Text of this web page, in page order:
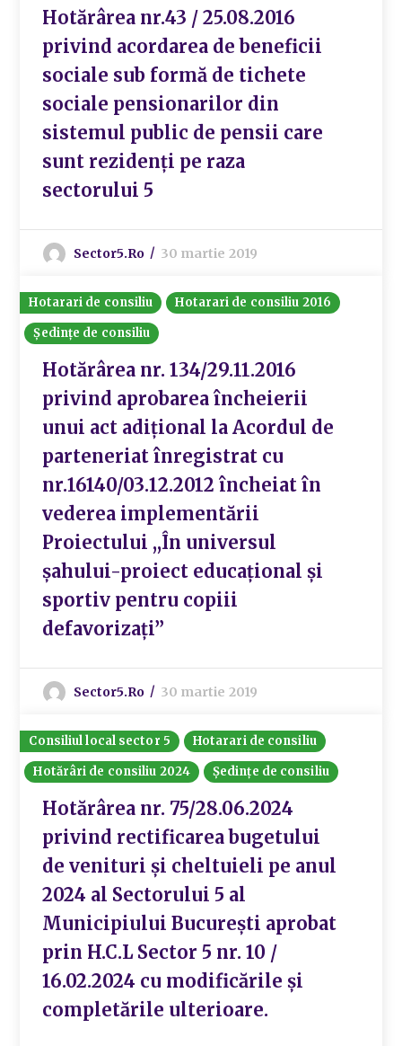
Hotărârea nr.43 / 25.08.2016
privind acordarea de beneficii
sociale sub formă de tichete
sociale pensionarilor din
sistemul public de pensii care
sunt rezidenți pe raza
sectorului 5
Sector5.ro 30 martie 2019
Hotarari de consiliu
Hotarari de consiliu 2016
Ședințe de consiliu
Hotărârea nr. 134/29.11.2016
privind aprobarea încheierii
unui act adiţional la Acordul de
parteneriat înregistrat cu
nr.16140/03.12.2012 încheiat în
vederea implementării
Proiectului ,,În universul
şahului-proiect educaţional şi
sportiv pentru copiii
defavorizaţi”
Sector5.ro 30 martie 2019
Consiliul local sector 5
Hotarari de consiliu
Hotărâri de consiliu 2024
Ședințe de consiliu
Hotărârea nr. 75/28.06.2024
privind rectificarea bugetului
de venituri și cheltuieli pe anul
2024 al Sectorului 5 al
Municipiului București aprobat
prin H.C.L Sector 5 nr. 10 /
16.02.2024 cu modificările și
completările ulterioare.